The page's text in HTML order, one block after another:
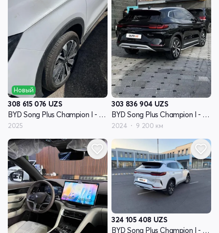
Новый
308 615 076 UZS
BYD Song Plus Champion I - поколение
2025
303 836 904 UZS
BYD Song Plus Champion I - поколение
2024 9 200 км
324 105 408 UZS
BYD Song Plus Champion I - поколение